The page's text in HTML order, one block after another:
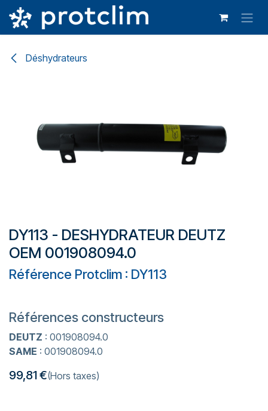
Se rendre au contenu
Déshydrateurs
DY113 - DESHYDRATEUR DEUTZ
OEM 001908094.0
Référence Protclim : DY113
Références constructeurs
DEUTZ : 001908094.0
SAME : 001908094.0
99,81€(Hors taxes)